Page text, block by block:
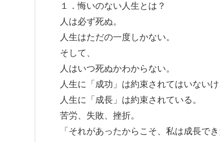
１．悔いのない人生とは？
人は必ず死ぬ。
人生はただの一度しかない。
そして、
人はいつ死ぬかわからない。
人生に「成功」は約束されてはいないけ
人生に「成長」は約束されている。
苦労、失敗、挫折。
「それがあったからこそ、私は成長でき